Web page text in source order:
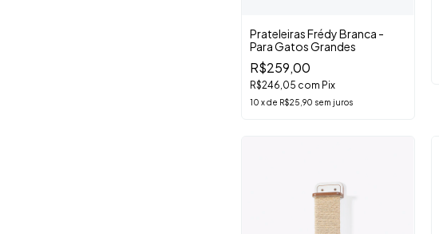
Prateleiras Frédy Branca -
Para Gatos Grandes
R$259,00
R$246,05 com Pix
10 xde R$25,90 sem juros